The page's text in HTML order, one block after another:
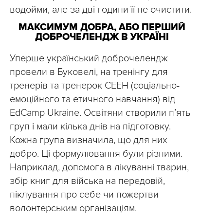
водойми, але за дві години її не очистити.
МАКСИМУМ ДОБРА, АБО ПЕРШИЙ
ДОБРОЧЕЛЕНДЖ В УКРАЇНІ
Уперше український доброчелендж
провели в Буковелі, на тренінгу для
тренерів та тренерок СЕЕН (соціально-
емоційного та етичного навчання) від
EdCamp Ukraine. Освітяни створили п’ять
груп і мали кілька днів на підготовку.
Кожна група визначила, що для них
добро. Ці формулювання були різними.
Наприклад, допомога в лікуванні тварин,
збір книг для війська на передовій,
піклування про себе чи пожертви
волонтерським організаціям.